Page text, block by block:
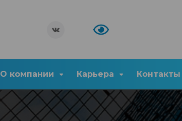
О компании Карьера Контакты